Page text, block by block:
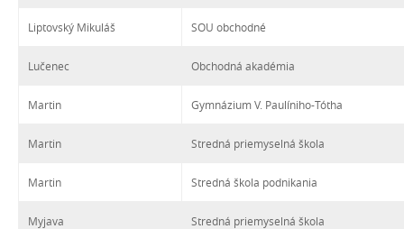
Liptovský Mikuláš SOU obchodné
Lučenec Obchodná akadémia
Martin Gymnázium V. Paulíniho-Tótha
Martin Stredná priemyselná škola
Martin Stredná škola podnikania
Myjava Stredná priemyselná škola